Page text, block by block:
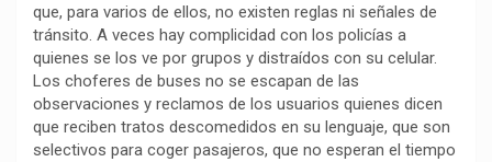
que, para varios de ellos, no existen reglas ni señales de
tránsito. A veces hay complicidad con los policías a
quienes se los ve por grupos y distraídos con su celular.
Los choferes de buses no se escapan de las
observaciones y reclamos de los usuarios quienes dicen
que reciben tratos descomedidos en su lenguaje, que son
selectivos para coger pasajeros, que no esperan el tiempo